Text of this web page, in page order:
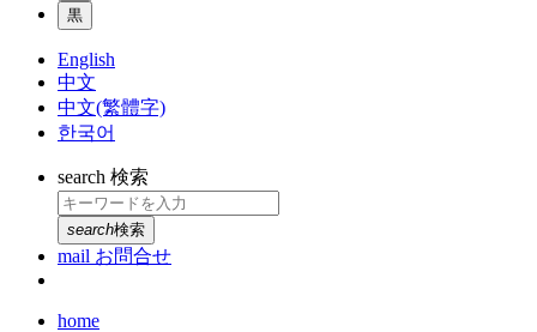
黒
English
中文
中文(繁體字)
한국어
search 検索
search検索
mail お問合せ
home